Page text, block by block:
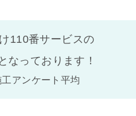
110番サービスの
なっております！
アンケート平均